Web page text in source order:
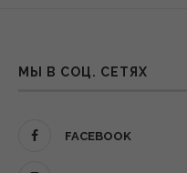
получил $22
3 августа 2026, 10:38
МЫ В СОЦ. СЕТЯХ
FACEBOOK